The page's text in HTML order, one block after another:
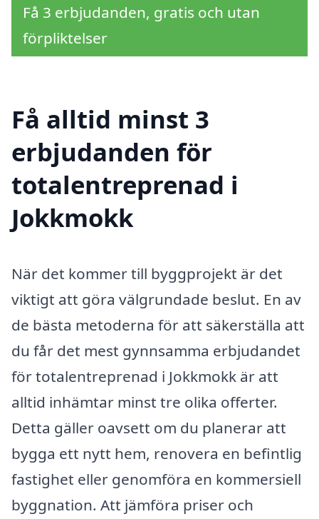
Få 3 erbjudanden, gratis och utan
förpliktelser
Få alltid minst 3
erbjudanden för
totalentreprenad i
Jokkmokk
När det kommer till byggprojekt är det
viktigt att göra välgrundade beslut. En av
de bästa metoderna för att säkerställa att
du får det mest gynnsamma erbjudandet
för totalentreprenad i Jokkmokk är att
alltid inhämtar minst tre olika offerter.
Detta gäller oavsett om du planerar att
bygga ett nytt hem, renovera en befintlig
fastighet eller genomföra en kommersiell
byggnation. Att jämföra priser och